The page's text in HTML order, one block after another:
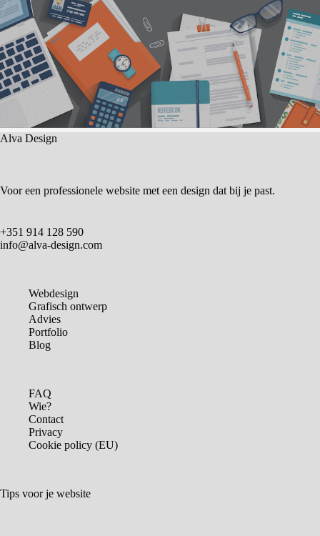
Alva Design
Voor een professionele website met een design dat bij je past.
+351 914 128 590
info@alva-design.com
Webdesign
Grafisch ontwerp
Advies
Portfolio
Blog
FAQ
Wie?
Contact
Privacy
Cookie policy (EU)
Tips voor je website